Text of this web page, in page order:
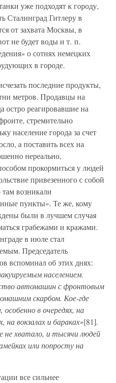
уже подходят к городу,
Сталинград Гитлеру в
от захвата Москвы, в
не будет воды и т. п.
о сотнях немецких
в городе.
последние продукты,
метров. Продавцы на
остро реагировавшие на
стремительно
население города за счет
а поставить всех на
нереально,
прокормиться у людей
привезенного с собой
возникали
пункты». Те же, кому
были в лучшем случая
грабежами и кражами.
в июле стал
Председатель
вспоминал об этих днях:
населением.
автомашин с фронтовым
скарбом. Кое-где
в очередях, на
на вокзалах и бараках»[81].
хватало, и тысячи людей
или попросту на
все сильнее